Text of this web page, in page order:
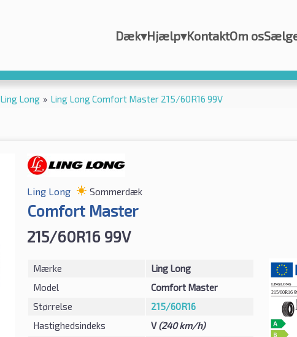
Dæk▾Hjælp▾KontaktOm os
Ling Long » Ling Long Comfort Master 215/60R16 99V
Ling Long Sommerdæk
Comfort Master
215/60R16 99V
Mærke
Ling Long
Model
Comfort Master
Størrelse
215/60R16
Hastighedsindeks
V(240 km/h)